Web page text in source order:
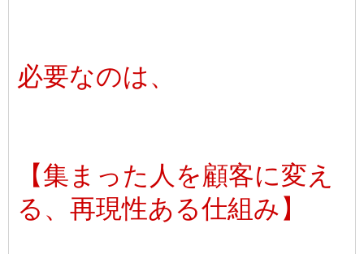
必要なのは、
【集まった人を顧客に変え
る、再現性ある仕組み】